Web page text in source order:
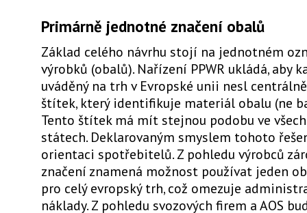
Primárně jednotné značení obalů
Základ celého návrhu stojí na jednotném
výrobků (obalů). Nařízení PPWR ukládá, aby
uváděný na trh v Evropské unii nesl
štítek, který identifikuje materiál obalu (ne
Tento štítek má mít stejnou podobu ve
státech. Deklarovaným smyslem tohoto
orientaci spotřebitelů. Z pohledu výrobců
značení znamená možnost používat jeden
pro celý evropský trh, což omezuje
náklady. Z pohledu svozových firem a AOS